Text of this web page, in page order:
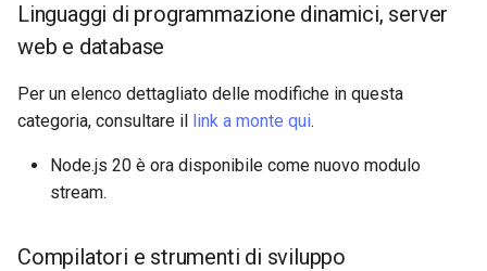
Linguaggi di programmazione dinamici, server
web e database
Per un elenco dettagliato delle modifiche in questa
categoria, consultare il link a monte qui.
Node.js 20 è ora disponibile come nuovo modulo
stream.
Compilatori e strumenti di sviluppo